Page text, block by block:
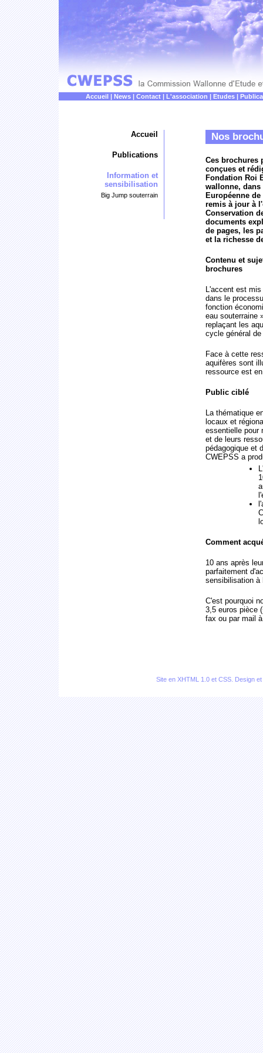
Accueil | News | Contact | L'association | Etudes |
Nos
Ces brochures
conçues et
Fondation Roi
wallonne, dans
Européenne
remis à jour à
Conservation
documents
de pages, les
et la richesse
Contenu et
brochures
L'accent est
dans le
fonction
eau souterraine
replaçant les
cycle général de
Face à cette
aquifères sont
ressource est
Public ciblé
La thématique
locaux et
essentielle pour
et de leurs
pédagogique et
CWEPSS a
Comment
10 ans après
parfaitement
sensibilisation à
C'est pourquoi
3,5 euros pièce
fax ou par mail
Accueil
Publications
Information et
sensibilisation
Big Jump souterrain
Site en XHTML 1.0et CSS. Design